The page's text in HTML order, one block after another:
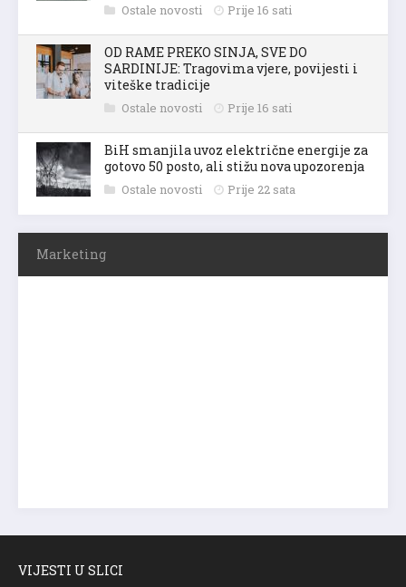
Ostale novosti Prije 16 sati
OD RAME PREKO SINJA, SVE DO
SARDINIJE: Tragovima vjere, povijesti i
viteške tradicije
Ostale novosti Prije 16 sati
BiH smanjila uvoz električne energije za
gotovo 50 posto, ali stižu nova upozorenja
Ostale novosti Prije 22 sata
Marketing
VIJESTI U SLICI